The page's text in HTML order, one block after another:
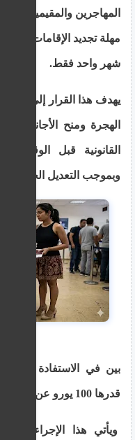
المهاجرين والمقيمين في
مهلة تجديد الإقامات
شهر واحد فقط.
يهدف هذا القرار إلى
الهجرة ومنح الأجانب
القانونية قبل الوقوع
وبموجب التعديل الجديد،
بين في الاستفادة من
قدرها 100 يورو عن كل شهر تأخير.
ويأتي هذا الإجراء